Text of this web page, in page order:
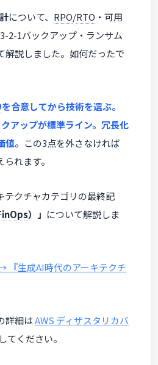
について、 RPO/RTO ・可用
2-1バックアップ・ランサム
解説しました。如何だったで
を合意してから技術を選ぶ。
アップが標準ライン。冗長化
値。この3点を外さなければ
れます。
テクチャカテゴリの最終記
）」 について解説しま
『生成AI時代のアーキテクチ
詳細はAWS ディザスタリカバ
てください。